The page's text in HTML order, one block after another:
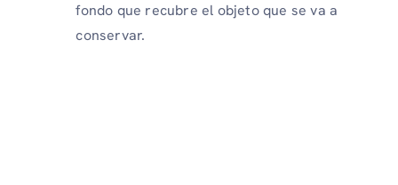
fondo que recubre el objeto que se va a
conservar.